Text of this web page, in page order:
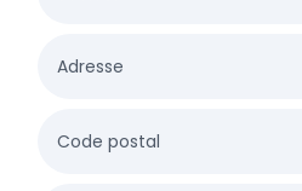
Adresse
Code postal